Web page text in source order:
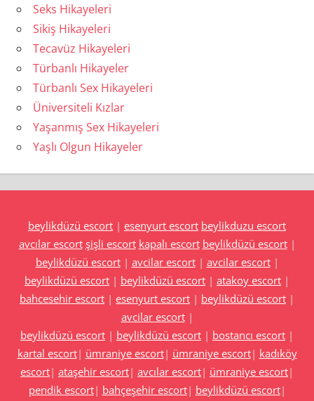
Seks Hikayeleri
Sikiş Hikayeleri
Tecavüz Hikayeleri
Türbanlı Hikayeler
Türbanlı Sex Hikayeleri
Üniversiteli Kızlar
Yaşanmış Sex Hikayeleri
Yaşlı Olgun Hikayeler
beylikdüzü escort | esenyurt escort beylikduzu escort
avcılar escort şişli escort kapalı escort beylikdüzü escort|
beylikdüzü escort| avcilar escort| avcilar escort|
beylikdüzü escort | beylikdüzü escort | atakoy escort |
bahcesehir escort | esenyurt escort | beylikdüzü escort |
avcilar escort|
beylikdüzü escort | beylikdüzü escort | bostancı escort |
kartal escort| ümraniye escort| ümraniye escort| kadıköy
escort| ataşehir escort| avcılar escort| ümraniye escort|
pendik escort| bahçeşehir escort| beylikdüzü escort|